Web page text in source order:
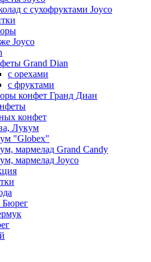
с сухофруктами Joyco
Joyco
Grand Dian
с орехами
с фруктами
конфет Гранд Диан
конфет
Лукум
"Globex"
мармелад Grand Candy
мармелад Joyco
Бюрег